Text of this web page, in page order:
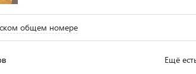
общем номере
Ещё